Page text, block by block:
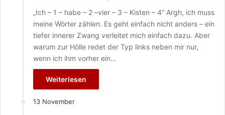
„Ich – 1 – habe – 2 –vier – 3 – Kisten – 4“ Argh, ich muss
meine Wörter zählen. Es geht einfach nicht anders – ein
tiefer innerer Zwang verleitet mich einfach dazu. Aber
warum zur Hölle redet der Typ links neben mir nur,
wenn ich ihm vorher ein…
Weiterlesen
13 November